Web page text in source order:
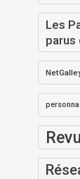
Les
parus